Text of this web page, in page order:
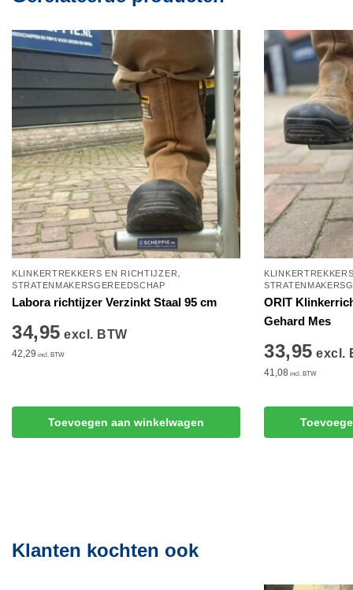
KLINKERTREKKERS EN RICHTIJZER,
STRATENMAKERSGEREEDSCHAP
Labora richtijzer Verzinkt Staal 95 cm
34,95 excl. BTW
42,29 incl. BTW
Toevoegen aan winkelwagen
ORIT
Gehard Mes
33,95 excl.
41,08 incl. BTW
Klanten kochten ook